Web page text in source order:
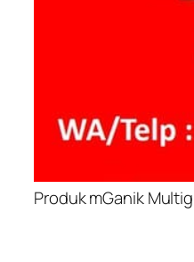
Produk mGanik